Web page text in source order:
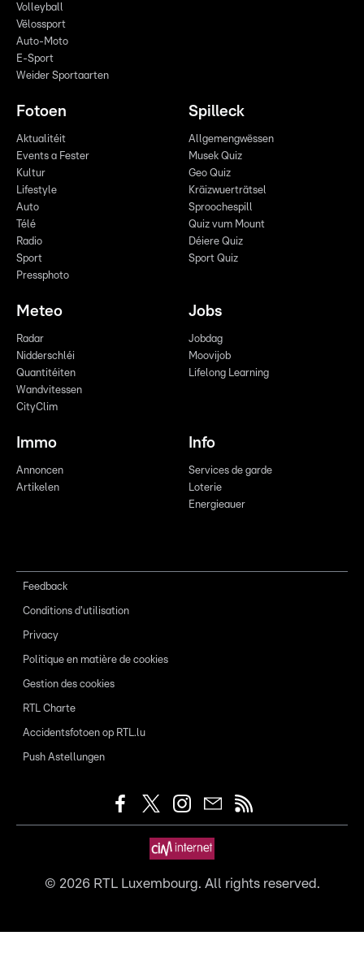
Volleyball
Vëlossport
Auto-Moto
E-Sport
Weider Sportaarten
Fotoen
Aktualitéit
Events a Fester
Kultur
Lifestyle
Auto
Télé
Radio
Sport
Pressphoto
Spilleck
Allgemengwëssen
Musek Quiz
Geo Quiz
Kräizwuerträtsel
Sproochespill
Quiz vum Mount
Déiere Quiz
Sport Quiz
Meteo
Radar
Nidderschléi
Quantitéiten
Wandvitessen
CityClim
Jobs
Jobdag
Moovijob
Lifelong Learning
Immo
Annoncen
Artikelen
Info
Services de garde
Loterie
Energieauer
Feedback
Conditions d'utilisation
Privacy
Politique en matière de cookies
Gestion des cookies
RTL Charte
Accidentsfotoen op RTL.lu
Push Astellungen
© 2026RTL Luxembourg. All rights reserved.